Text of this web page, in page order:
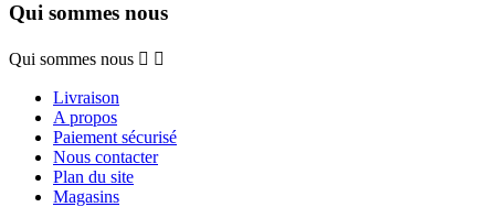
Qui sommes nous
Qui sommes nous  
Livraison
A propos
Paiement sécurisé
Nous contacter
Plan du site
Magasins